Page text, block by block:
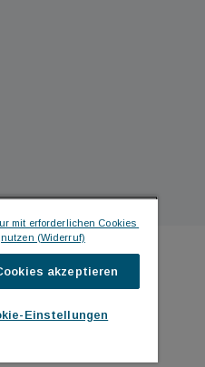
...
mit erforderlichen Cookies
nutzen (Widerruf)
akzeptieren
Einstellungen